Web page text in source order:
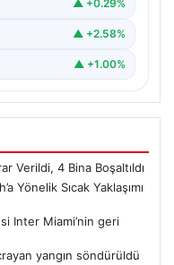
▲ +0.29%
▲ +2.58%
▲ +1.00%
Verildi, 4 Bina Boşaltıldı
Yönelik Sıcak Yaklaşımı
Inter Miami’nin geri
yangın söndürüldü